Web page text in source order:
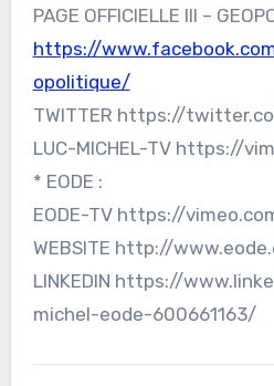
PAGE OFFICIELLE III –
https://
opolitique/
TWITTER https://
LUC-MICHEL-TV https://
* EODE :
EODE-TV https://
WEBSITE http://
LINKEDIN https://
michel-eode-600661163/